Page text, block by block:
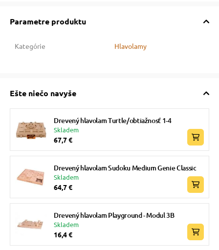
Parametre produktu
Kategórie Hlavolamy
Ešte niečo navyše
Drevený hlavolam Turtle/obtiažnosť 1-4
Skladem
67,7 €
Drevený hlavolam Sudoku Medium Genie Classic
Skladem
64,7 €
Drevený hlavolam Playground - Modul 3B
Skladem
16,4 €